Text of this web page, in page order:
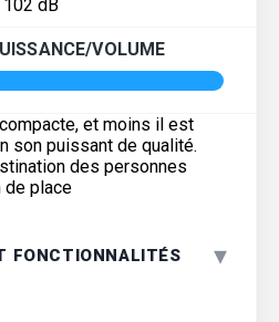
102 dB
VOLUME
et moins il est
son puissant de qualité.
des personnes
de place
FONCTIONNALITÉS ▾